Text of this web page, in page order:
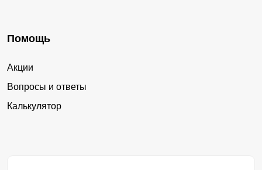
Помощь
Акции
Вопросы и ответы
Калькулятор